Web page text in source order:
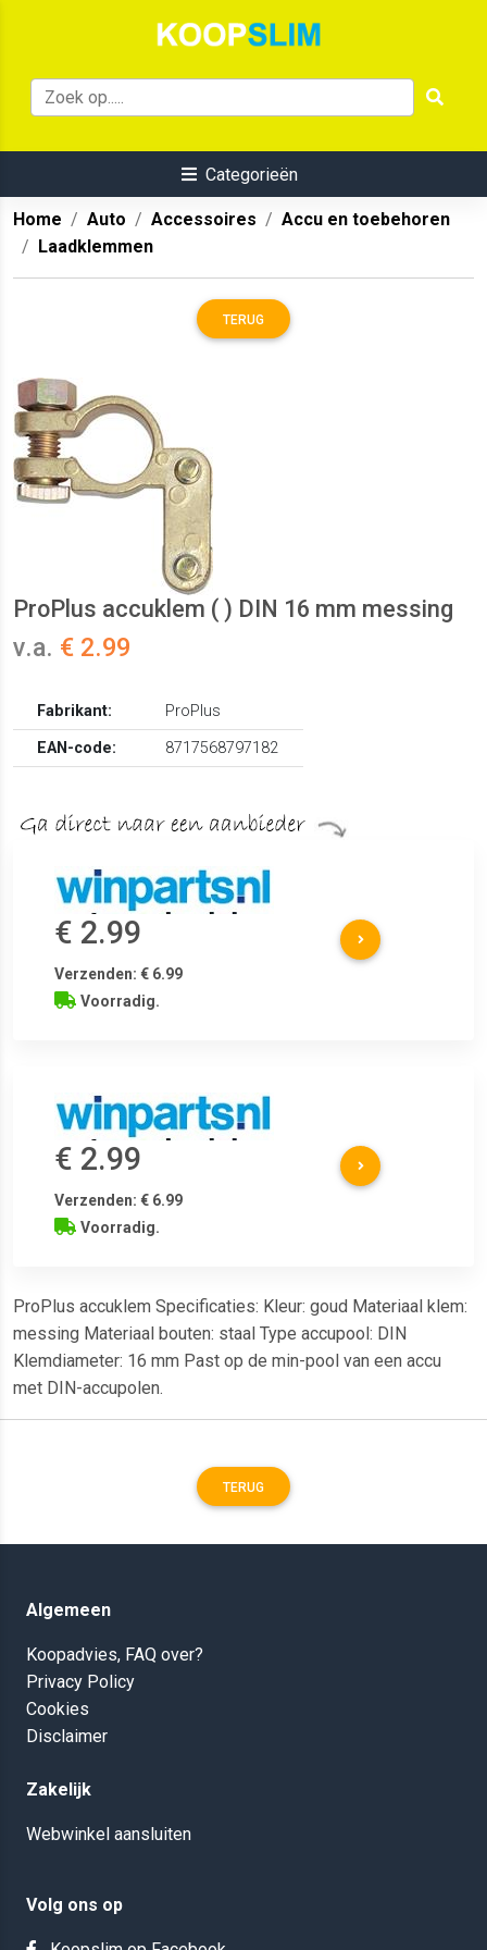
Categorieën
Home Auto Accessoires
Accu en toebehoren
Laadklemmen
TERUG
ProPlus accuklem ( ) DIN 16 mm messing
v.a. € 2.99
Fabrikant:
ProPlus
EAN-code:
8717568797182
€ 2.99
Verzenden: € 6.99
Voorradig.
€ 2.99
Verzenden: € 6.99
Voorradig.
ProPlus accuklem Specificaties: Kleur: goud Materiaal klem:
messing Materiaal bouten: staal Type accupool: DIN
Klemdiameter: 16 mm Past op de min-pool van een accu
met DIN-accupolen.
TERUG
Algemeen
Koopadvies, FAQ over?
Privacy Policy
Cookies
Disclaimer
Zakelijk
Webwinkel aansluiten
Volg ons op